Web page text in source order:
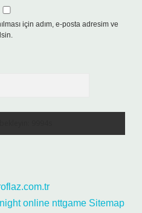
için adım, e-posta adresim ve
online nttgame Sitemap